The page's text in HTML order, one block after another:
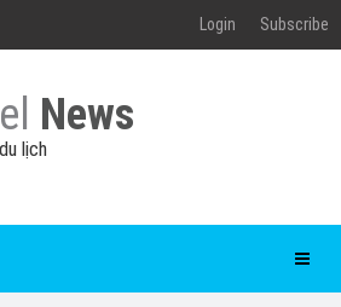
Login Subscribe
News
lịch